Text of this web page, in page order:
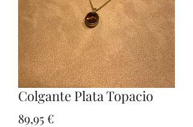
Colgante Plata Topacio
89,95 €